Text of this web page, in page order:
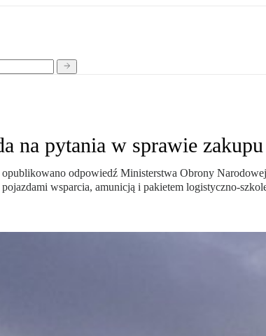
na pytania w sprawie
odpowiedź Ministerstwa Obrony
wsparcia, amunicją i pakietem logistyczno-